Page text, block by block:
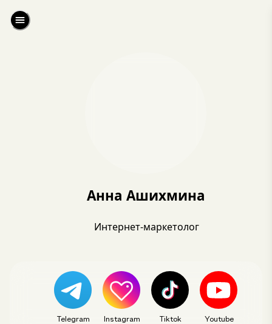
Анна Ашихмина
Интернет-маркетолог
Telegram Instagram Tiktok Youtube